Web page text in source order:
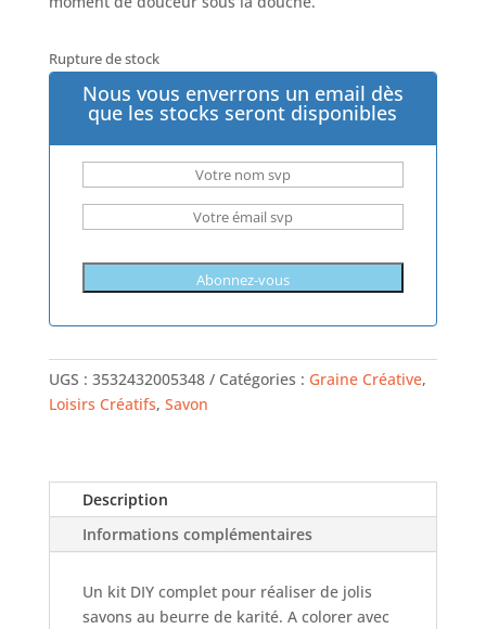
Rupture de stock
Nous vous enverrons un email dès
que les stocks seront disponibles
UGS : 3532432005348 Catégories : Graine Créative,
Loisirs Créatifs, Savon
Description
Informations complémentaires
Un kit DIY complet pour réaliser de jolis
savons au beurre de karité. A colorer avec